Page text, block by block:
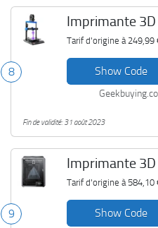
8
Imprimante
Tarif d'origine à 249,99
Show Code
Fin de validité: 31 août 2023
9
Imprimante 3D
Tarif d'origine à 584,10
Show Code